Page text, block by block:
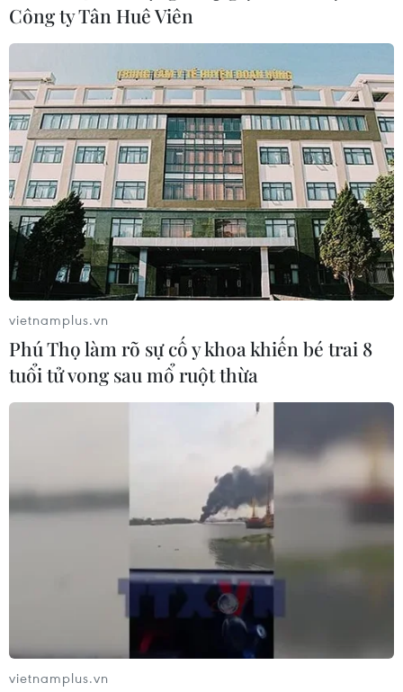
Trung Quốc chia sẻ dữ liệu thủy văn với
các nước lưu vực sông Mekong
26/08/2020 11:14
Ban Thư ký Ủy hội Sông Mekong kêu gọi Trung Quốc
làm rõ dữ liệu về thủy văn và cách thức chia sẻ hiệu
quả và có lợi cho tất cả các nước cũng như người dân
sống ở lưu vực sông Mekong.
Công ty Tân Huê Viên
vietnamplus.vn
Phú Thọ làm rõ sự cố y khoa khiến bé trai 8
tuổi tử vong sau mổ ruột thừa
vietnamplus.vn